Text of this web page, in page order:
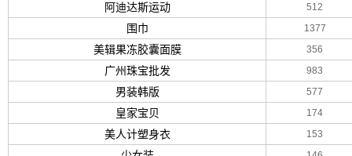
阿迪达斯运动 512
围巾 1377
美辑果冻胶囊面膜 356
广州珠宝批发 983
男装韩版 577
皇家宝贝 174
美人计塑身衣 153